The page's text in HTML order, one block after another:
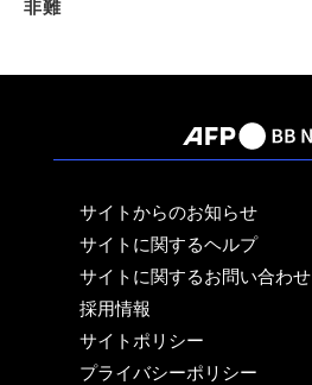
非難
サイトからのお知らせ
サイトに関するヘルプ
サイトに関するお問い合わせ
採用情報
サイトポリシー
プライバシーポリシー